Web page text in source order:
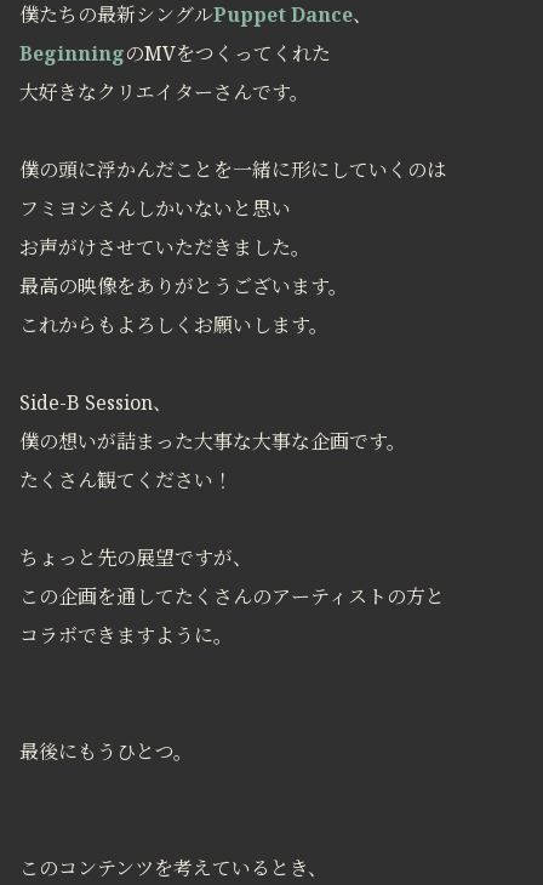
僕たちの最新シングルPuppet Dance、
BeginningのMVをつくってくれた
大好きなクリエイターさんです。
僕の頭に浮かんだことを一緒に形にしていくのは
フミヨシさんしかいないと思い
お声がけさせていただきました。
最高の映像をありがとうございます。
これからもよろしくお願いします。
Side-B Session、
僕の想いが詰まった大事な大事な企画です。
たくさん観てください！
ちょっと先の展望ですが、
この企画を通してたくさんのアーティストの方と
コラボできますように。
最後にもうひとつ。
このコンテンツを考えているとき、